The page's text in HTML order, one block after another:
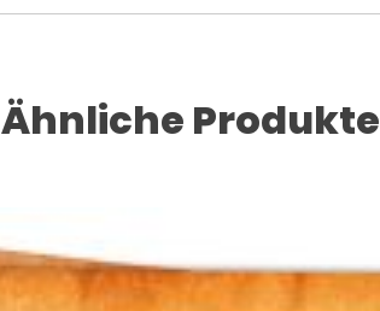
Ähnliche Produkte